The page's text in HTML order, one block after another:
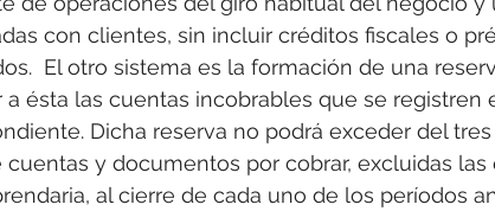
con clientes, sin incluir créditos fiscales o
El otro sistema es la formación de una
a ésta las cuentas incobrables que se
Dicha reserva no podrá exceder del
cuentas y documentos por cobrar, excluidas
al cierre de cada uno de los períodos